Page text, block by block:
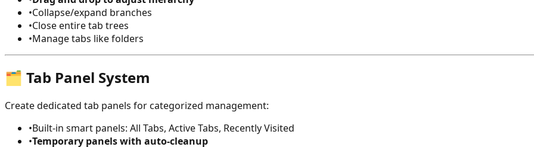
•Collapse/expand branches
•Close entire tab trees
•Manage tabs like folders
🗂️ Tab Panel System
Create dedicated tab panels for categorized management:
•Built-in smart panels: All Tabs, Active Tabs, Recently Visited
•Temporary panels with auto-cleanup